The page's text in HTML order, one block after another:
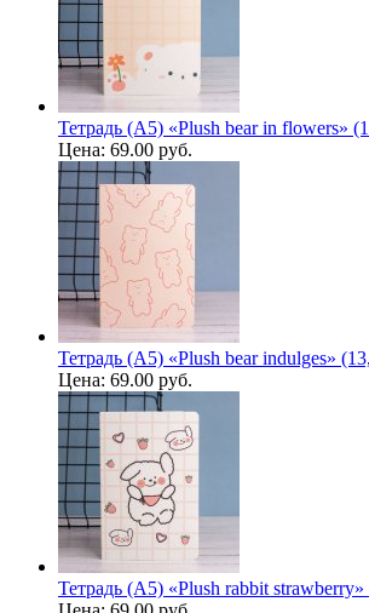
Тетрадь (A5) «Plush bear in flowers»
Цена: 69.00 руб.
Тетрадь (A5) «Plush bear indulges»
Цена: 69.00 руб.
Тетрадь (A5) «Plush rabbit